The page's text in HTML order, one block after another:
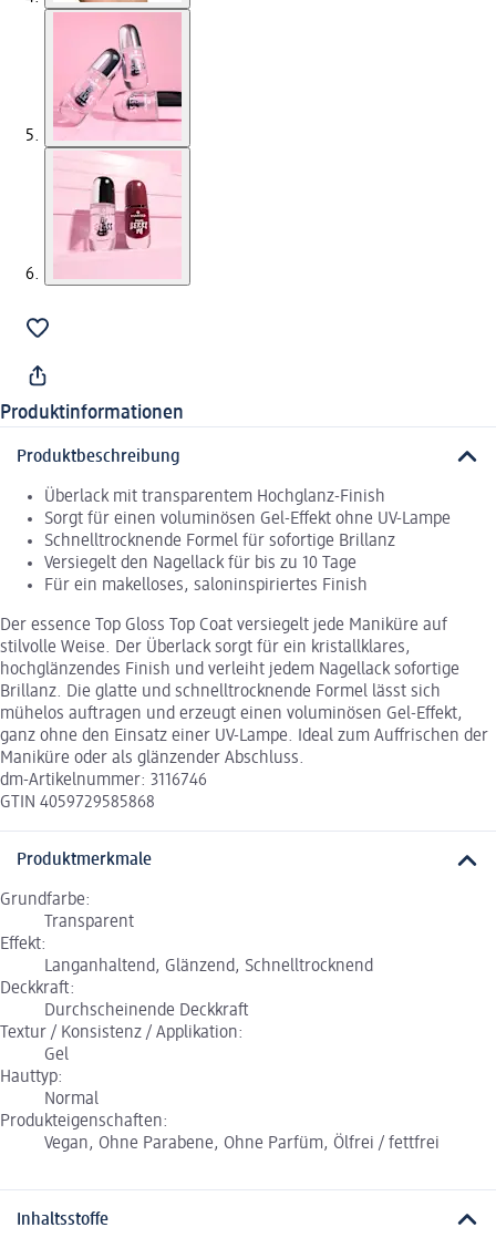
Produktinformationen
Produktbeschreibung
Überlack mit transparentem Hochglanz-Finish
Sorgt für einen voluminösen Gel-Effekt ohne UV-Lampe
Schnelltrocknende Formel für sofortige Brillanz
Versiegelt den Nagellack für bis zu 10 Tage
Für ein makelloses, saloninspiriertes Finish
Der essence Top Gloss Top Coat versiegelt jede Maniküre auf
stilvolle Weise. Der Überlack sorgt für ein kristallklares,
hochglänzendes Finish und verleiht jedem Nagellack sofortige
Brillanz. Die glatte und schnelltrocknende Formel lässt sich
mühelos auftragen und erzeugt einen voluminösen Gel-Effekt,
ganz ohne den Einsatz einer UV-Lampe. Ideal zum Auffrischen der
Maniküre oder als glänzender Abschluss.
dm-Artikelnummer: 3116746
GTIN 4059729585868
Produktmerkmale
Grundfarbe:
Transparent
Effekt:
Langanhaltend, Glänzend, Schnelltrocknend
Deckkraft:
Durchscheinende Deckkraft
Textur / Konsistenz / Applikation:
Gel
Hauttyp:
Normal
Produkteigenschaften:
Vegan, Ohne Parabene, Ohne Parfüm, Ölfrei / fettfrei
Inhaltsstoffe